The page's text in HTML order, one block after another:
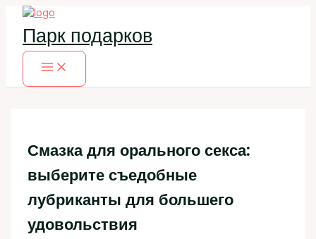
Перейти
содержимому
Парк подарков
Смазка для орального секса:
выберите съедобные
лубриканты для большего
удовольствия